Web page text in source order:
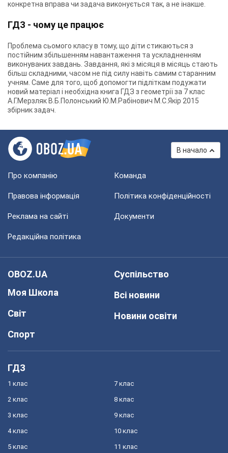
конкретна вправа чи задача виконується так, а не інакше.
ГДЗ - чому це працює
Проблема сьомого класу в тому, що діти стикаються з
постійним збільшенням навантаження та ускладненням
виконуваних завдань. Завдання, які з місяця в місяць стають
більш складними, часом не під силу навіть самим старанним
учням. Саме для того, щоб допомогти підліткам подужати
новий матеріал і необхідна книга ГДЗ з геометрії за 7 клас
А.Г.Мерзляк В.Б.Полонський Ю.М.Рабінович М.С.Якір 2015
збірник задач.
В начало
Про компанію Команда
Правова інформація Політика конфіденційності
Реклама на сайті Документи
Редакційна політика
OBOZ.UA
Моя Школа
Світ
Спорт
Суспільство
Всі новини
Новини освіти
ГДЗ
1 клас
2 клас
3 клас
4 клас
5 клас
7 клас
8 клас
9 клас
10 клас
11 клас